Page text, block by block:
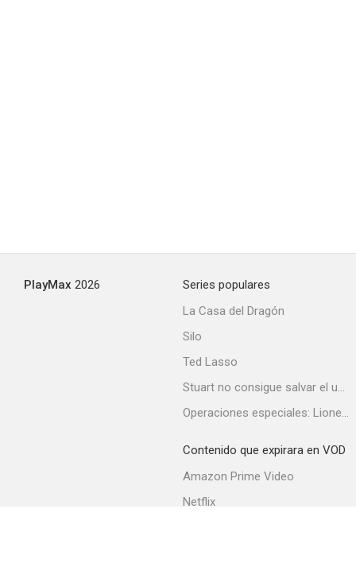
PlayMax 2026
Series populares
La Casa del Dragón
Silo
Ted Lasso
Stuart no consigue salvar el universo
Operaciones especiales: Lioness
Contenido que expirara en VOD
Amazon Prime Video
Netflix